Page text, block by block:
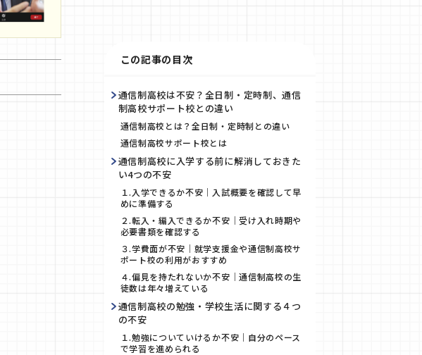
この記事の目次
通信制高校は不安？全日制・定時制、通信
制高校サポート校との違い
通信制高校とは？全日制・定時制との違い
通信制高校サポート校とは
通信制高校に入学する前に解消しておきた
い4つの不安
１.入学できるか不安｜入試概要を確認して早
めに準備する
２.転入・編入できるか不安｜受け入れ時期や
必要書類を確認する
３.学費面が不安｜就学支援金や通信制高校サ
ポート校の利用がおすすめ
４.偏見を持たれないか不安｜通信制高校の生
徒数は年々増えている
通信制高校の勉強・学校生活に関する４つ
の不安
１.勉強についていけるか不安｜自分のペース
で学習を進められる